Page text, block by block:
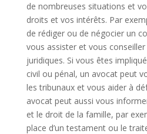
de nombreuses situations et
droits et vos intérêts. Par
de rédiger ou de négocier un
vous assister et vous
juridiques. Si vous êtes
civil ou pénal, un avocat peut
les tribunaux et vous aider à
avocat peut aussi vous
et le droit de la famille, par
place d’un testament ou le